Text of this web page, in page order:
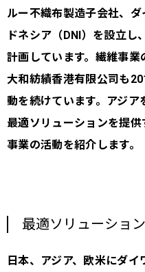
ルー不織布製造子会社、
ドネシア（DNI）を設立し
計画しています。繊維事業
大和紡績香港有限公司も
動を続けています。アジ
最適ソリューションを提
事業の活動を紹介します。
最適ソリューショ
日本、アジア、欧米にダ